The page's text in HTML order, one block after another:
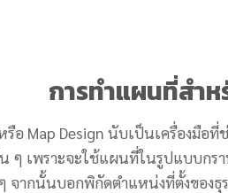
การทำแผนที่สำห
รือ Map Design นับเป็นเครื่องมือ
น ๆ เพราะจะใช้แผนที่ในรูปแบบก
จากนั้นบอกพิกัดตำแหน่งที่ตั้งของธุ